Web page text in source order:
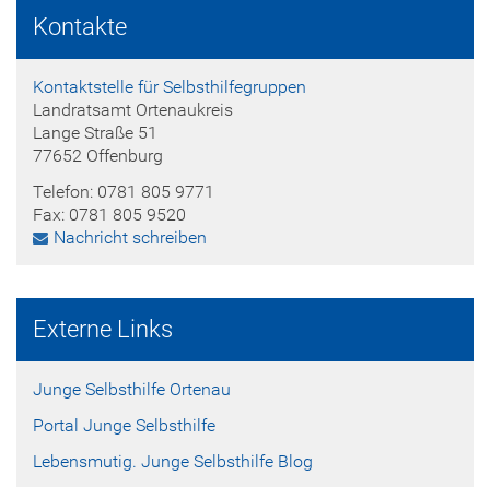
Kontakte
Kontaktstelle für Selbsthilfegruppen
Landratsamt Ortenaukreis
Lange Straße 51
77652 Offenburg
Telefon: 0781 805 9771
Fax: 0781 805 9520
Nachricht schreiben
Externe Links
Junge Selbsthilfe Ortenau
Portal Junge Selbsthilfe
Lebensmutig. Junge Selbsthilfe Blog